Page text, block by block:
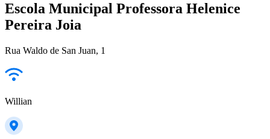
Escola Municipal Professora Helenice
Pereira Joia
Rua Waldo de San Juan, 1
Willian